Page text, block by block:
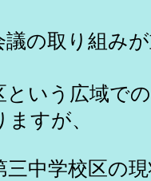
の取り組みが
いう広域での
すが、
中学校区の